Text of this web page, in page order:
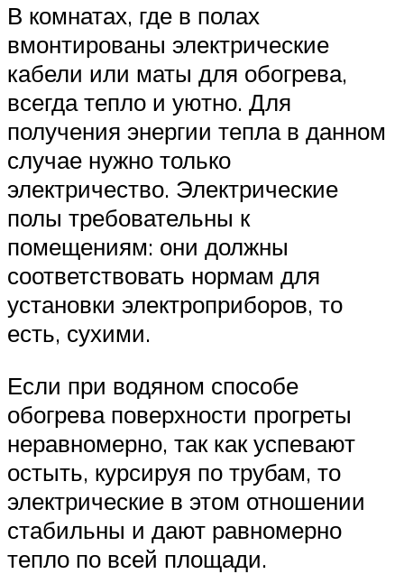
В комнатах, где в полах
вмонтированы электрические
кабели или маты для обогрева,
всегда тепло и уютно. Для
получения энергии тепла в данном
случае нужно только
электричество. Электрические
полы требовательны к
помещениям: они должны
соответствовать нормам для
установки электроприборов, то
есть, сухими.
Если при водяном способе
обогрева поверхности прогреты
неравномерно, так как успевают
остыть, курсируя по трубам, то
электрические в этом отношении
стабильны и дают равномерно
тепло по всей площади.